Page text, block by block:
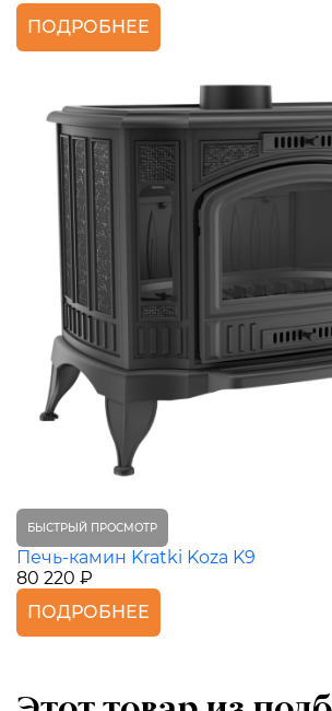
ПОДРОБНЕЕ
БЫСТРЫЙ ПРОСМОТР
Печь-камин Kratki Koza K9
80 220 ₽
ПОДРОБНЕЕ